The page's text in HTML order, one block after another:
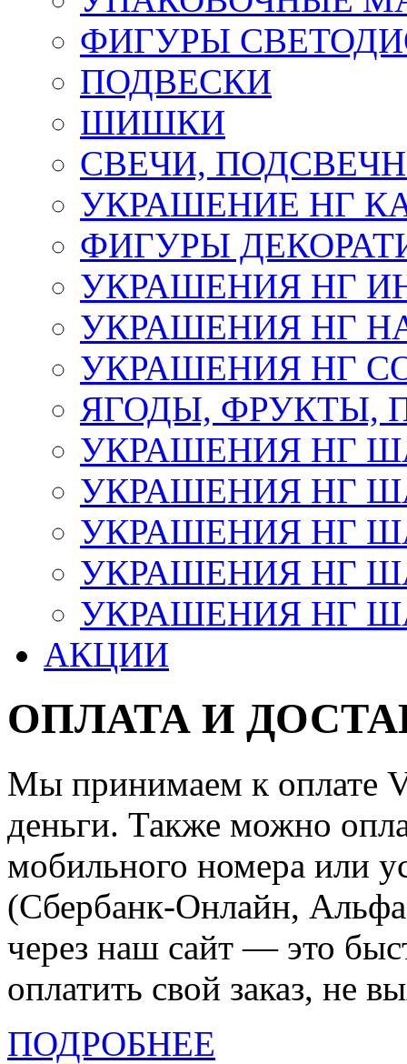
ФИГУРЫ
ПОДВЕСКИ
ШИШКИ
СВЕЧИ,
УКРАШЕНИЕ НГ
ФИГУРЫ
УКРАШЕНИЯ НГ
УКРАШЕНИЯ НГ
УКРАШЕНИЯ НГ
ЯГОДЫ, ФРУКТЫ,
УКРАШЕНИЯ НГ
УКРАШЕНИЯ НГ
УКРАШЕНИЯ НГ
УКРАШЕНИЯ НГ
УКРАШЕНИЯ НГ
АКЦИИ
ОПЛАТА И
Мы принимаем к оплате
деньги. Также можно
мобильного номера или
(Сбербанк-Онлайн,
через наш сайт — это
оплатить свой заказ, не
ПОДРОБНЕЕ